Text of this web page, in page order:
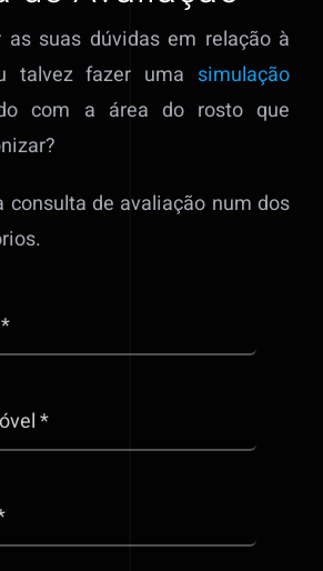
as suas dúvidas em relação à
talvez fazer uma simulação
com a área do rosto que
consulta de avaliação num dos